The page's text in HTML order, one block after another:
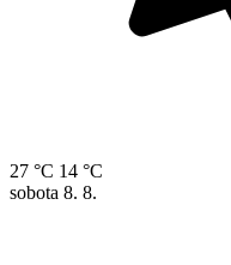
27 °C 14 °C
sobota 8. 8.